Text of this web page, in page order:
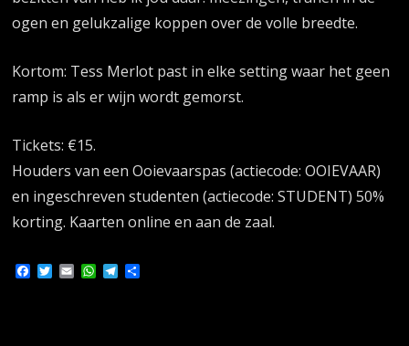
ogen en gelukzalige koppen over de volle breedte.
Kortom: Tess Merlot past in elke setting waar het geen
ramp is als er wijn wordt gemorst.
Tickets: €15.
Houders van een Ooievaarspas (actiecode: OOIEVAAR)
en ingeschreven studenten (actiecode: STUDENT) 50%
korting. Kaarten online en aan de zaal.
Facebook
TwitterEmailWhatsApp
Telegram